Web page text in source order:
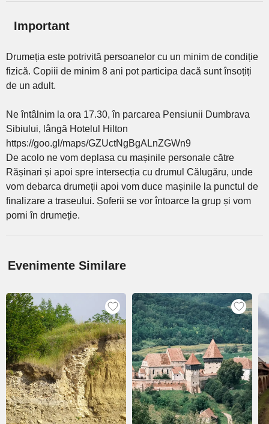
Important
Drumeția este potrivită persoanelor cu un minim de condiție
fizică. Copiii de minim 8 ani pot participa dacă sunt însoțiți
de un adult.
Ne întâlnim la ora 17.30, în parcarea Pensiunii Dumbrava
Sibiului, lângă Hotelul Hilton
https://goo.gl/maps/GZUctNgBgALnZGWn9
De acolo ne vom deplasa cu mașinile personale către
Rășinari și apoi spre intersecția cu drumul Călugăru, unde
vom debarca drumeții apoi vom duce mașinile la punctul de
finalizare a traseului. Șoferii se vor întoarce la grup și vom
porni în drumeție.
Evenimente Similare